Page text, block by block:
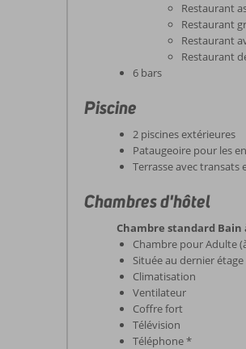
Restaurant
Restaurant
Restaurant
Restaurant
6 bars
Piscine
2 piscines extérieures
Pataugeoire pour les
Terrasse avec transats
Chambres d'hôtel
Chambre standard Bain
Chambre pour Adulte
Située au dernier étage
Climatisation
Ventilateur
Coffre fort
Télévision
Téléphone *